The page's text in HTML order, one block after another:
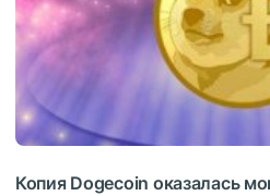
Копия Dogecoin оказалась